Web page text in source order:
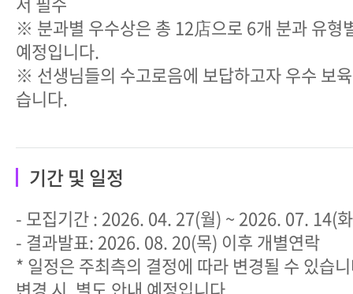
※ 분과별 우수상은 총 12店으로 6개 분과 유형
예정입니다.
※ 선생님들의 수고로음에 보답하고자 우수 보
습니다.
기간 및 일정
- 모집기간 : 2026. 04. 27(월) ~ 2026. 07. 14(
- 결과발표: 2026. 08. 20(목) 이후 개별연락
* 일정은 주최측의 결정에 따라 변경될 수 있습